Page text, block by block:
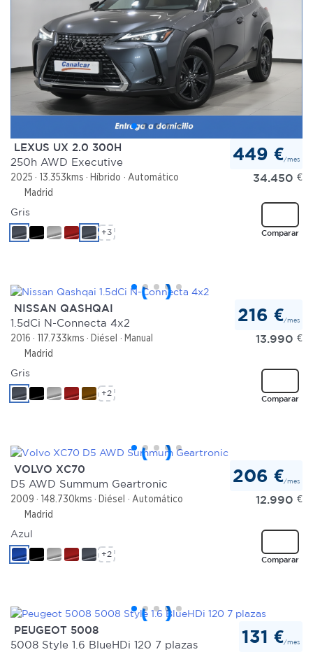
LEXUS UX 2.0 300H
250h AWD Executive
2025 13.353kms Híbrido
Automático
Madrid
449 €/mes
34.450 €
Comparar
Gris
+3
NISSAN QASHQAI
1.5dCi N-Connecta 4x2
2016 117.733kms Diésel
Manual
Madrid
216 €/mes
13.990 €
Comparar
Gris
+2
VOLVO XC70
D5 AWD Summum Geartronic
2009 148.730kms Diésel
Automático
Madrid
206 €/mes
12.990 €
Comparar
Azul
+2
PEUGEOT 5008
5008 Style 1.6 BlueHDi 120 7 plazas
131 €/mes